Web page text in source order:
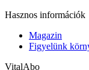
Hasznos információk
Magazin
Figyelünk
VitalAbo